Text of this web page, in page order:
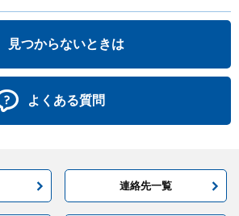
見つからないときは
よくある質問
連絡先一覧